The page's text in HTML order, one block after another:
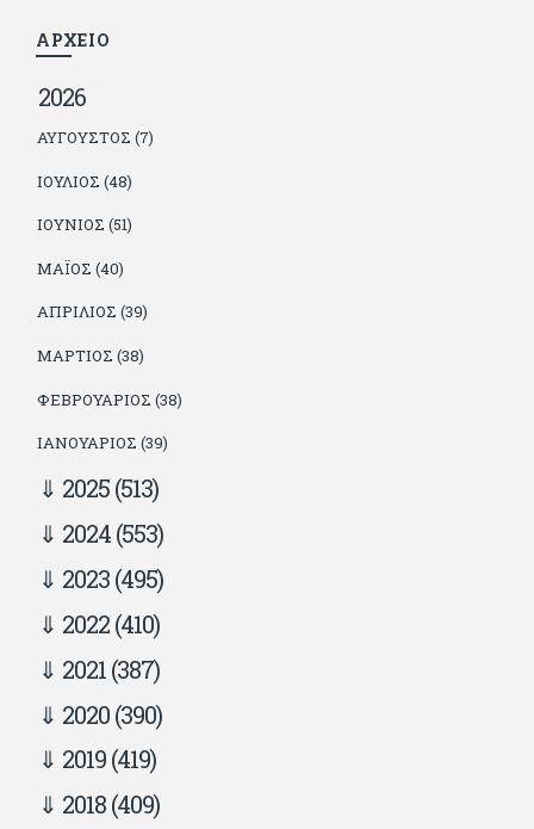
ΑΡΧΕΙΟ
2026
ΑΎΓΟΥΣΤΟΣ (7)
ΙΟΎΛΙΟΣ (48)
ΙΟΎΝΙΟΣ (51)
ΜΆΙΟΣ (40)
ΑΠΡΊΛΙΟΣ (39)
ΜΆΡΤΙΟΣ (38)
ΦΕΒΡΟΥΆΡΙΟΣ (38)
ΙΑΝΟΥΆΡΙΟΣ (39)
2025(513)
2024(553)
2023(495)
2022(410)
2021(387)
2020(390)
2019(419)
2018(409)